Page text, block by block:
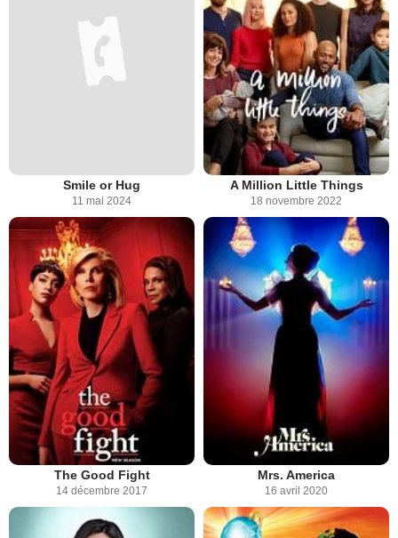
Smile or Hug
11 mai 2024
A Million Little Things
18 novembre 2022
The Good Fight
14 décembre 2017
Mrs. America
16 avril 2020